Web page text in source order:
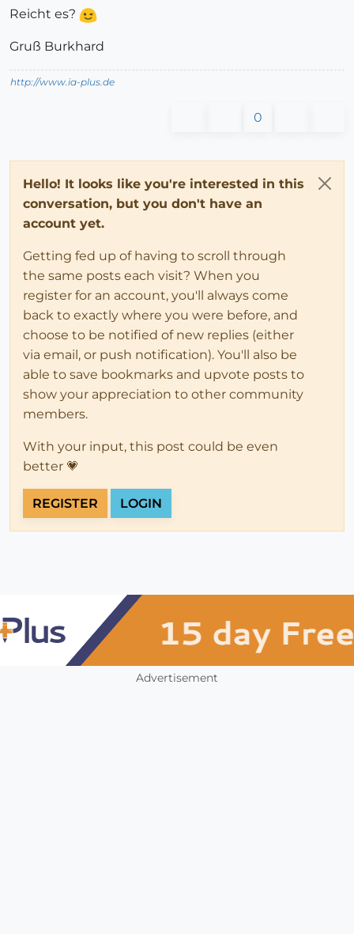
Reicht es?
Gruß Burkhard
http://www.ia-plus.de
0
Hello! It looks like you're interested in this
conversation, but you don't have an
account yet.
Getting fed up of having to scroll through
the same posts each visit? When you
register for an account, you'll always come
back to exactly where you were before, and
choose to be notified of new replies (either
via email, or push notification). You'll also be
able to save bookmarks and upvote posts to
show your appreciation to other community
members.
With your input, this post could be even
better 💗
REGISTER LOGIN
Advertisement